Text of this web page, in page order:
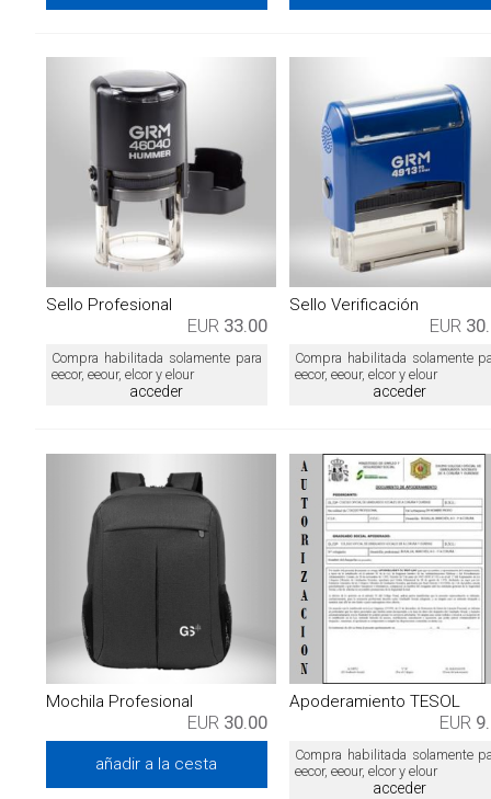
Sello Profesional
EUR 33.00
Compra habilitada solamente para
eecor, eeour, elcor y elour
acceder
Sello Verificación
EUR
Compra habilitada solamente
eecor, eeour, elcor y elour
acceder
Mochila Profesional
EUR 30.00
añadir a la cesta
Apoderamiento TESOL
EUR
Compra habilitada solamente
eecor, eeour, elcor y elour
acceder